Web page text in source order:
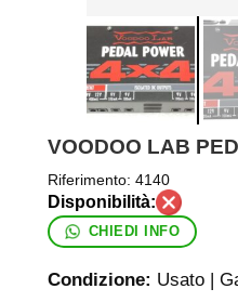
VOODOO LAB
Riferimento: 4140
CHIEDI INFO
Condizione: Usato |